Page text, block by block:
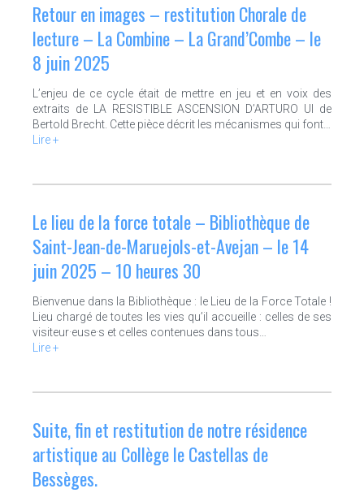
Retour en images – restitution Chorale de
lecture – La Combine – La Grand’Combe – le
8 juin 2025
L’enjeu de ce cycle était de mettre en jeu et en voix des
extraits de LA RESISTIBLE ASCENSION D’ARTURO UI de
Bertold Brecht. Cette pièce décrit les mécanismes qui font…
Lire +
Le lieu de la force totale – Bibliothèque de
Saint-Jean-de-Maruejols-et-Avejan – le 14
juin 2025 – 10 heures 30
Bienvenue dans la Bibliothèque : le Lieu de la Force Totale !
Lieu chargé de toutes les vies qu’il accueille : celles de ses
visiteur·euse·s et celles contenues dans tous…
Lire +
Suite, fin et restitution de notre résidence
artistique au Collège le Castellas de
Bessèges.